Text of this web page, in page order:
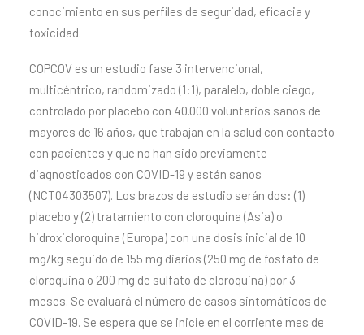
conocimiento en sus perfiles de seguridad, eficacia y
toxicidad.
COPCOV es un estudio fase 3 intervencional,
multicéntrico, randomizado (1:1), paralelo, doble ciego,
controlado por placebo con 40.000 voluntarios sanos de
mayores de 16 años, que trabajan en la salud con contacto
con pacientes y que no han sido previamente
diagnosticados con COVID-19 y están sanos
(NCT04303507). Los brazos de estudio serán dos: (1)
placebo y (2) tratamiento con cloroquina (Asia) o
hidroxicloroquina (Europa) con una dosis inicial de 10
mg/kg seguido de 155 mg diarios (250 mg de fosfato de
cloroquina o 200 mg de sulfato de cloroquina) por 3
meses. Se evaluará el número de casos sintomáticos de
COVID-19. Se espera que se inicie en el corriente mes de